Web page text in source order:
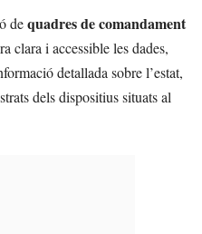
dequadres de comandament
clara i accessible les dades,
detallada sobre l’estat,
dels dispositius situats al